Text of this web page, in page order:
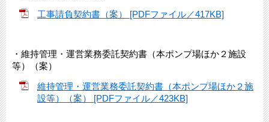
工事請負契約書（案） [PDFファイル／417KB]
・維持管理・運営業務委託契約書（本ポンプ場ほか２施設
等）（案）
維持管理・運営業務委託契約書（本ポンプ場ほか２施
設等）（案） [PDFファイル／423KB]